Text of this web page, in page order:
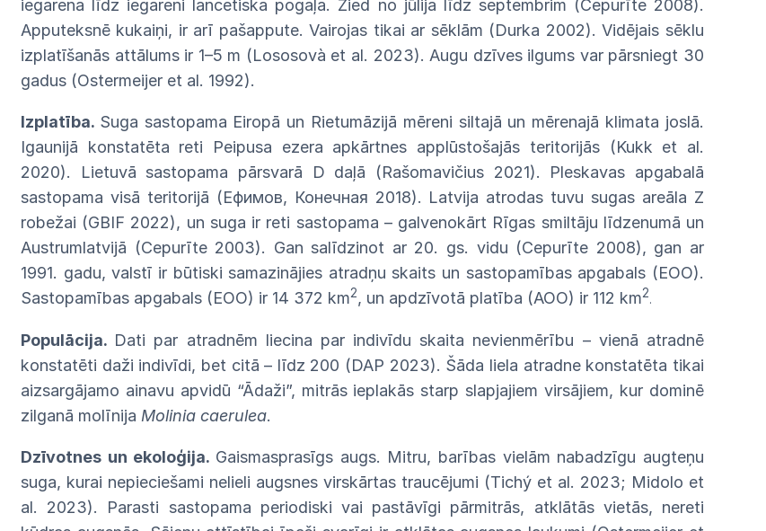
iegarena līdz iegareni lancetiska pogaļa. Zied no jūlija līdz septembrim (Cepurīte 2008).
Apputeksnē kukaiņi, ir arī pašappute.Vairojas tikai ar sēklām (Durka 2002). Vidējais sēklu
izplatīšanās attālums ir 1–5 m (Lososovà et al. 2023). Augu dzīves ilgums var pārsniegt 30
gadus (Ostermeijer et al. 1992).
Izplatība. Suga sastopama Eiropā un Rietumāzijā mēreni siltajā un mērenajā klimata joslā.
Igaunijā
konstatēta reti Peipusa ezera apkārtnes applūstošajās teritorijās (Kukk et
al.
2020).
Lietuvā sastopama pārsvarā D daļā (Rašomavičius 2021). Pleskavas apgabalā
sastopama visā teritorijā (Ефимов, Конечная 2018). Latvija atrodas tuvu sugas areāla Z
robežai (GBIF 2022), un suga ir reti sastopama – galvenokārt Rīgas smiltāju līdzenumā un
Austrumlatvijā (Cepurīte 2003). Gan salīdzinot ar 20. gs. vidu (Cepurīte 2008), gan ar
1991. gadu, valstī ir būtiski samazinājies atradņu skaits un sastopamības apgabals (EOO).
Sastopamības apgabals (EOO) ir 14 372 km2, un apdzīvotā platība (AOO) ir 112 km2.
Populācija. Dati par atradnēm liecina par indivīdu skaita nevienmērību – vienā atradnē
konstatēti daži indivīdi, bet citā – līdz 200 (DAP 2023). Šāda liela atradne konstatēta tikai
aizsargājamo ainavu apvidū “Ādaži”, mitrās ieplakās starp slapjajiem virsājiem, kur dominē
zilganā molīnija Molinia caerulea.
Dzīvotnes un ekoloģija. Gaismasprasīgs augs. Mitru, barības vielām nabadzīgu augteņu
suga, kurai nepieciešami nelieli augsnes virskārtas traucējumi (Tichý et al. 2023; Midolo et
al. 2023). Parasti sastopama periodiski vai pastāvīgi pārmitrās, atklātās vietās, nereti